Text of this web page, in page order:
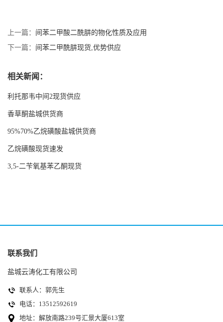
上一篇： 间苯二甲酸二酰肼的物化性质及应用
下一篇： 间苯二甲酰肼现货,优势供应
相关新闻：
利托那韦中间2现货供应
香草酮盐城供货商
95%70%乙烷磺酸盐城供货商
乙烷磺酸现货速发
3,5-二苄氧基苯乙酮现货
联系我们
盐城云涛化工有限公司
联系人：郭先生
电话：13512592619
地址：解放南路239号汇景大厦613室